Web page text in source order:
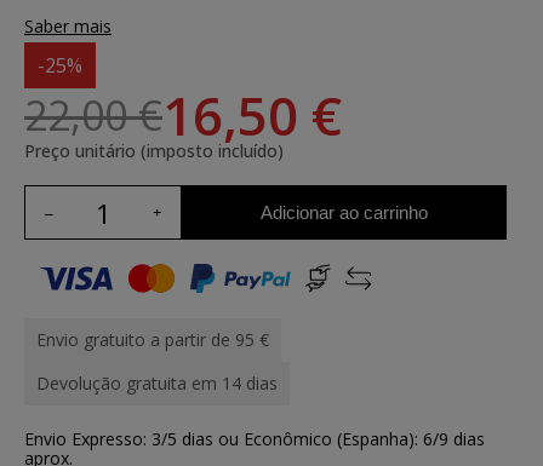
Saber mais
-25%
22,00 €16,50 €
Preço unitário (imposto incluído)
Adicionar ao carrinho
Envio gratuito a partir de 95 €
Devolução gratuita em 14 dias
Envio Expresso: 3/5 dias ou Econômico (Espanha): 6/9 dias
aprox.